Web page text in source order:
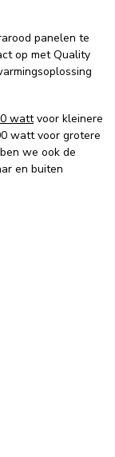
panelen te
op met Quality
wattvoor kleinere
watt voor grotere
we ook de
en buiten